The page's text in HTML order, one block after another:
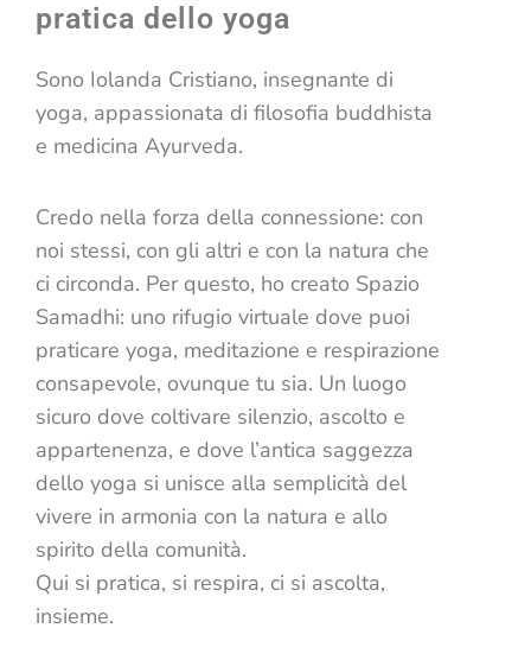
pratica dello yoga
Sono Iolanda Cristiano, insegnante di
yoga, appassionata di filosofia buddhista
e medicina Ayurveda.
Credo nella forza della connessione: con
noi stessi, con gli altri e con la natura che
ci circonda. Per questo, ho creato Spazio
Samadhi: uno rifugio virtuale dove puoi
praticare yoga, meditazione e respirazione
consapevole, ovunque tu sia. Un luogo
sicuro dove coltivare silenzio, ascolto e
appartenenza, e dove l’antica saggezza
dello yoga si unisce alla semplicità del
vivere in armonia con la natura e allo
spirito della comunità.
Qui si pratica, si respira, ci si ascolta,
insieme.